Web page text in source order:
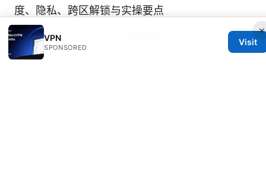
度、隐私、跨区解锁与实操要点
Youtube vpn土耳其：全面指南与实用工具
×
VPN
SPONSORED
Visit